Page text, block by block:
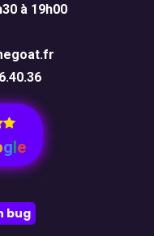
à 19h00
gle
bug